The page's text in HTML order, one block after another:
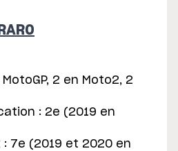
2 en Moto2, 2
: 2e (2019 en
: 7e (2019 et 2020 en